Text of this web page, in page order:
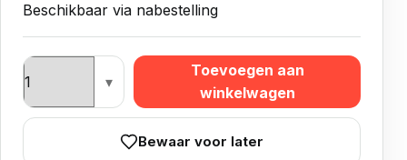
Beschikbaar via nabestelling
Target Virt Camera Pré Order aantal
Toevoegen aan
winkelwagen
Bewaar voor later